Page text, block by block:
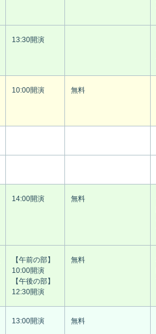
13:30開演
10:00開演 無料
14:00開演 無料
【午前の部】
10:00開演
【午後の部】
12:30開演
無料
13:00開演 無料